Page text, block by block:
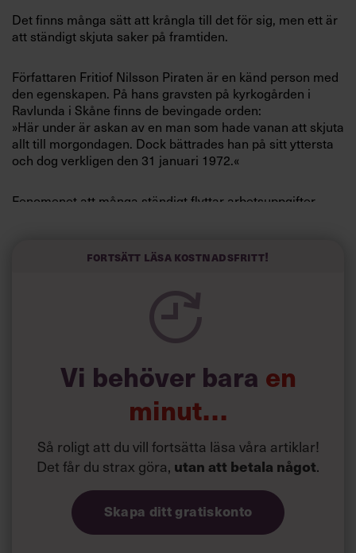
Villkor och policy för
personuppgiftsbehandling
Sök
efter:
Det finns många sätt att krångla till det för sig, men ett är
att ständigt skjuta saker på framtiden.
Författaren Fritiof Nilsson Piraten är en känd person med
den egenskapen. På hans gravsten på kyrkogården i
Ravlunda i Skåne finns de bevingade orden:
»Här under är askan av en man som hade vanan att skjuta
allt till morgondagen. Dock bättrades han på sitt yttersta
och dog verkligen den 31 januari 1972.«
Fenomenet att många ständigt flyttar arbetsuppgifter
också varför vi håller på med detta beteende?
Två ledande psykologer, Joseph Ferrari, docent vid De
Paul University i Chicago och Timothy Pychyl, docent vid
Carleton University i Ottawa förklarar på sajten
psychologytoday.com varför vi inte tar tag i saker
För tjugo procent är det en livsstil att skjuta
saker på framtiden, Piraten hörde troligen till den här
betalar inte räkningar i tid, de missar möjligheter att köpa
konsertbiljetter, de missar att utnyttja presentkort och
kuponger och de är försenade med deklarationen. De
väntar gärna med att köpa julklappar till julaftons morgon.
Fortsätt läsa kostnadsfritt!
Vi behöver bara en
minut…
Så roligt att du vill fortsätta läsa våra artiklar!
Det får du strax göra, utan att betala något.
Skapa ditt gratiskonto